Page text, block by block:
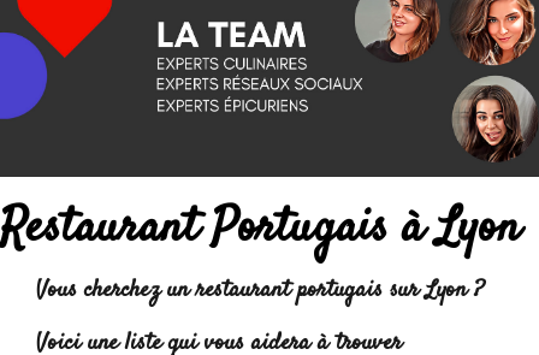
Restaurant Portugais à Lyon
Vous cherchez un restaurant portugais sur Lyon ?
Voici une liste qui vous aidera à trouver